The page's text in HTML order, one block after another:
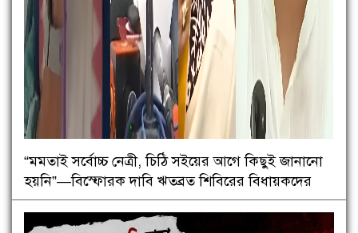
“মমতাই সর্বোচ্চ নেত্রী, চিঠি সইয়ের আগে কিছুই জানানো
হয়নি”—বিস্ফোরক দাবি ঋতব্রত শিবিরের বিধায়কদের